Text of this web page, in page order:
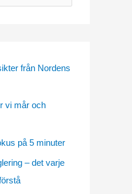
från Nordens
vi mår och
på 5 minuter
– det varje